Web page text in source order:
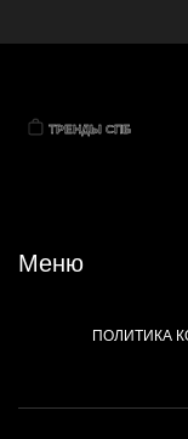
Меню
ПОЛИТИКА